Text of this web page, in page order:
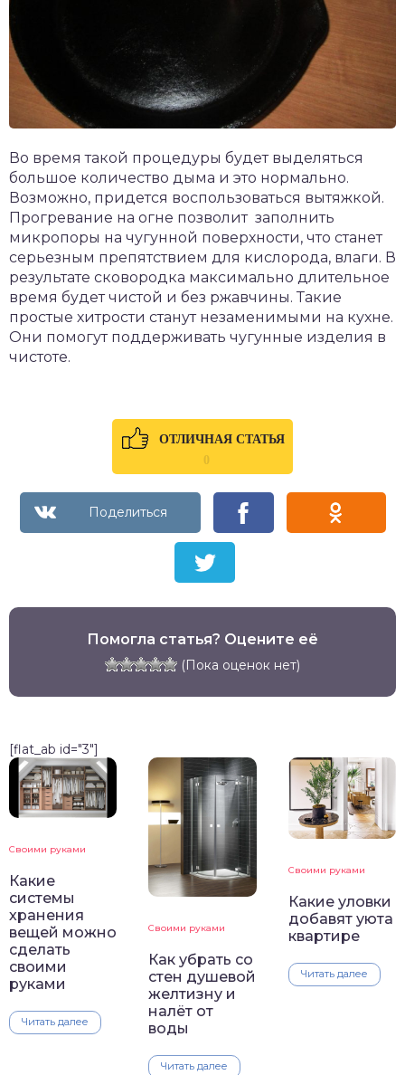
Во время такой процедуры будет выделяться
большое количество дыма и это нормально.
Возможно, придется воспользоваться вытяжкой.
Прогревание на огне позволит заполнить
микропоры на чугунной поверхности, что станет
серьезным препятствием для кислорода, влаги. В
результате сковородка максимально длительное
время будет чистой и без ржавчины. Такие
простые хитрости станут незаменимыми на кухне.
Они помогут поддерживать чугунные изделия в
чистоте.
ОТЛИЧНАЯ СТАТЬЯ
0
Помогла статья? Оцените её
(Пока оценок нет)
[flat_ab id="3"]
Своими руками
Какие
системы
хранения
вещей можно
сделать
своими
руками
Читать далее
Своими руками
Как убрать со
стен душевой
желтизну и
налёт от
воды
Читать далее
Своими руками
Какие уловки
добавят уюта
квартире
Читать далее